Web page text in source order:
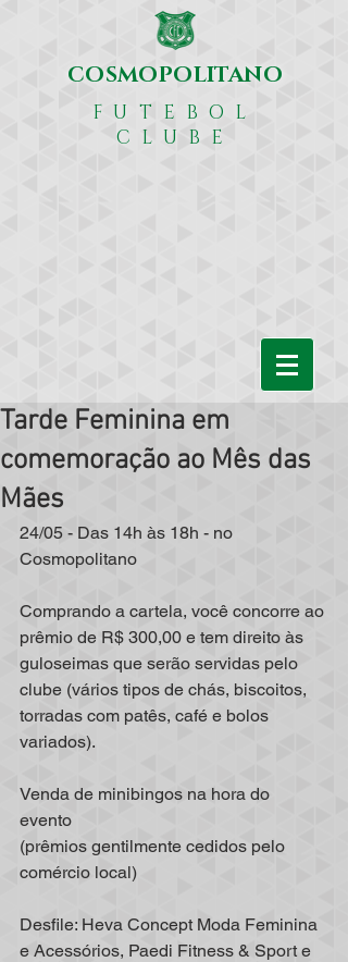
COSMOPOLITANO
FUTEBOL
CLUBE
Tarde Feminina em
comemoração ao Mês das
Mães
24/05 - Das 14h às 18h - no
Cosmopolitano
Comprando a cartela, você concorre ao
prêmio de R$ 300,00 e tem direito às
guloseimas que serão servidas pelo
clube (vários tipos de chás, biscoitos,
torradas com patês, café e bolos
variados).
Venda de minibingos na hora do
evento
(prêmios gentilmente cedidos pelo
comércio local)
Desfile: Heva Concept Moda Feminina
e Acessórios, Paedi Fitness & Sport e